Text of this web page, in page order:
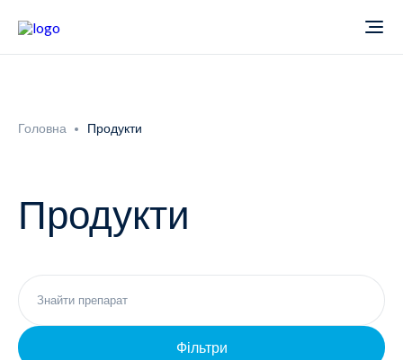
Новини
Неврологія
Фармаконагляд
Кар'єра
Головна Продукти
Продукти
Фільтри